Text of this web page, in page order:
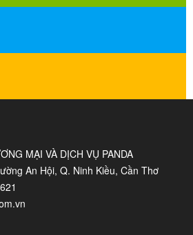
MẠI VÀ DỊCH VỤ PANDA
An Hội, Q. Ninh Kiều, Cần Thơ